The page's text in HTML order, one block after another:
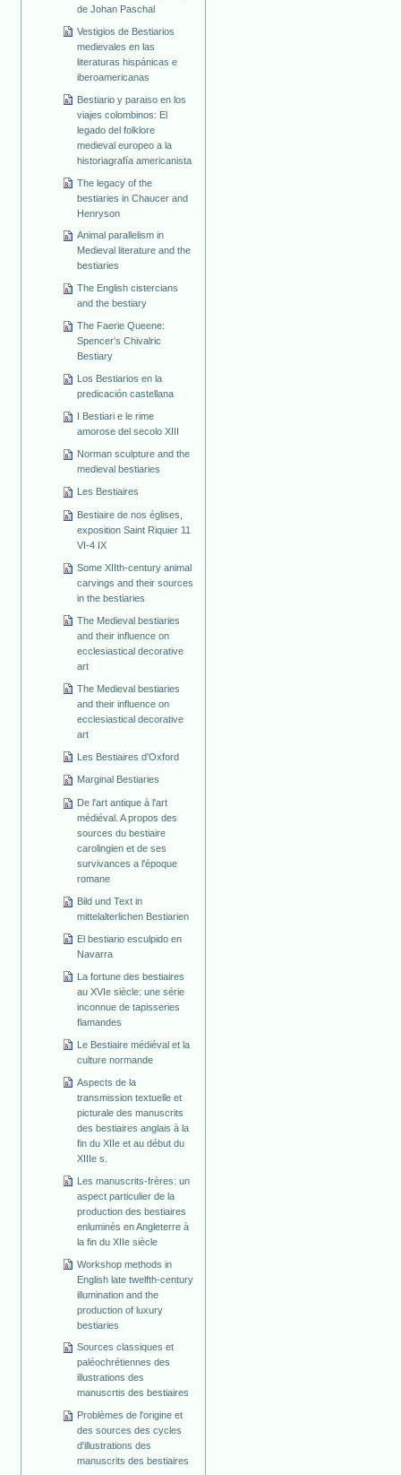
de Johan Paschal
Vestigios de Bestiarios
medievales en las
literaturas hispánicas e
iberoamericanas
Bestiario y paraiso en los
viajes colombinos: El
legado del folklore
medieval europeo a la
historiagrafía americanista
The legacy of the
bestiaries in Chaucer and
Henryson
Animal parallelism in
Medieval literature and the
bestiaries
The English cistercians
and the bestiary
The Faerie Queene:
Spencer's Chivalric
Bestiary
Los Bestiarios en la
predicación castellana
I Bestiari e le rime
amorose del secolo XIII
Norman sculpture and the
medieval bestiaries
Les Bestiaires
Bestiaire de nos églises,
exposition Saint Riquier 11
VI-4 IX
Some XIIth-century animal
carvings and their sources
in the bestiaries
The Medieval bestiaries
and their influence on
ecclesiastical decorative
art
The Medieval bestiaries
and their influence on
ecclesiastical decorative
art
Les Bestiaires d'Oxford
Marginal Bestiaries
De l'art antique à l'art
médiéval. A propos des
sources du bestiaire
carolingien et de ses
survivances a l'époque
romane
Bild und Text in
mittelalterlichen Bestiarien
El bestiario esculpido en
Navarra
La fortune des bestiaires
au XVIe siècle: une série
inconnue de tapisseries
flamandes
Le Bestiaire médiéval et la
culture normande
Aspects de la
transmission textuelle et
picturale des manuscrits
des bestiaires anglais à la
fin du XIIe et au début du
XIIIe s.
Les manuscrits-frères: un
aspect particulier de la
production des bestiaires
enluminés en Angleterre à
la fin du XIIe siècle
Workshop methods in
English late twelfth-century
illumination and the
production of luxury
bestiaries
Sources classiques et
paléochrétiennes des
illustrations des
manuscrtis des bestiaires
Problèmes de l'origine et
des sources des cycles
d'illustrations des
manuscrits des bestiaires